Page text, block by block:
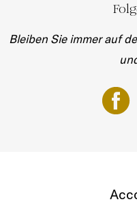
Bleiben Sie immer auf